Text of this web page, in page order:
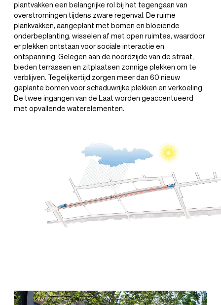
plantvakken een belangrijke rol bij het tegengaan van
overstromingen tijdens zware regenval. De ruime
plankvakken, aangeplant met bomen en bloeiende
onderbeplanting, wisselen af met open ruimtes, waardoor
er plekken ontstaan voor sociale interactie en
ontspanning. Gelegen aan de noordzijde van de straat,
bieden terrassen en zitplaatsen zonnige plekken om te
verblijven. Tegelijkertijd zorgen meer dan 60 nieuw
geplante bomen voor schaduwrijke plekken en verkoeling.
De twee ingangen van de Laat worden geaccentueerd
met opvallende waterelementen.